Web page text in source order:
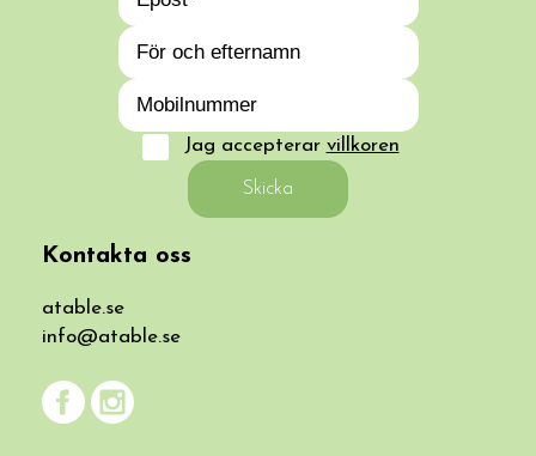
Jag accepterar villkoren
Skicka
Kontakta oss
atable.se
info@atable.se